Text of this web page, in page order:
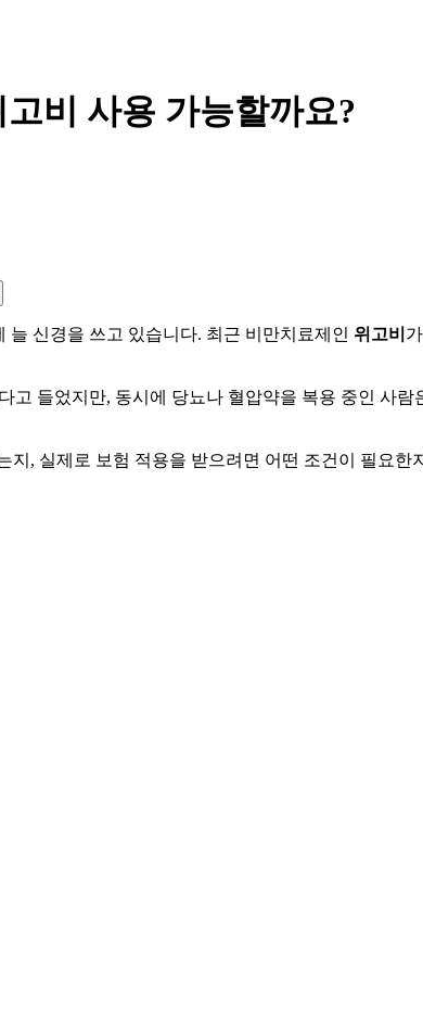
비 사용 가능할까요?
신경을 쓰고 있습니다. 최근 비만치료제인 위고비
들었지만, 동시에 당뇨나 혈압약을 복용 중인 사
, 실제로 보험 적용을 받으려면 어떤 조건이 필요